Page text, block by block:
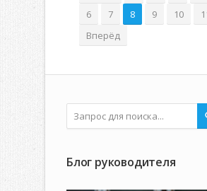
6
7 8 9 10
Вперёд
Блог руководителя